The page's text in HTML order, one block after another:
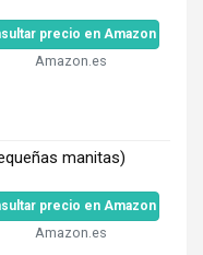
precio en Amazon
Amazon.es
manitas)
precio en Amazon
Amazon.es